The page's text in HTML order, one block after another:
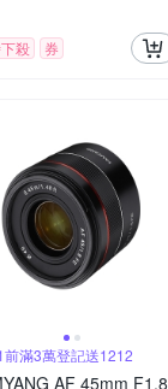
殺 券
前滿3萬登記送1212
AF 45mm F1.8